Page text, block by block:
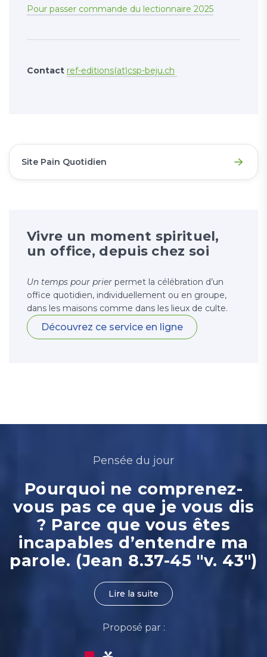
Pour passer commande du lectionnaire 2025
Contact ref-editions(at)csp-beju.ch
Site Pain Quotidien
Vivre un moment spirituel,
un office, depuis chez soi
Un temps pour prier permet la célébration d’un
office quotidien, individuellement ou en groupe,
dans les maisons comme dans les lieux de culte.
Découvrez ce service en ligne
Pensée du jour
Pourquoi ne comprenez-
vous pas ce que je vous dis
? Parce que vous êtes
incapables d’entendre ma
parole. (Jean 8.37-45 "v. 43")
Lire la suite
Proposé par :